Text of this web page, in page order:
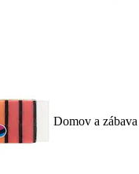
Domov a zábava